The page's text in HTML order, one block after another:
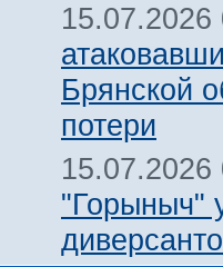
15.07.2026
Брянской
потери
15.07.2026
"Горыныч"